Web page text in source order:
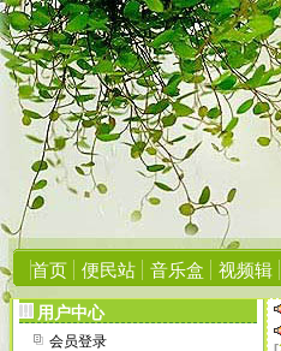
首页 便民站 音乐盒 视频辑
[
[
[
[
[
[
[
[
[
[
用户中心
会员登录